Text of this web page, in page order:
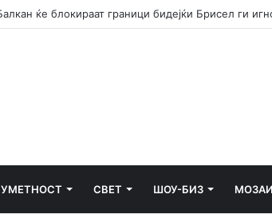
УМЕТНОСТ СВЕТ ШОУ-БИЗ